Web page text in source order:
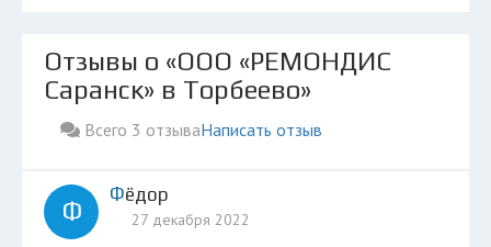
Отзывы о «ООО «РЕМОНДИС
Саранск» в Торбеево»
Всего 3 отзываНаписать отзыв
Ф
Фёдор
27 декабря 2022